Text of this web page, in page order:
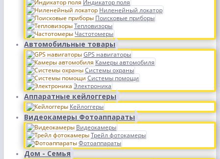
Индикатор поля
Ниленейный локатор
Поисковые приборы
Тепловизоры
Частотомеры
Автомобильные товары
GPS навигаторы
Камеры автомобиля
Системы охраны
Системы помощи
Электроника
Аппаратные кейлоггеры
Кейлоггеры
Видеокамеры Фотоаппараты
Видеокамеры
Трейл фотокамеры
Фотоаппараты
Дом - Семья